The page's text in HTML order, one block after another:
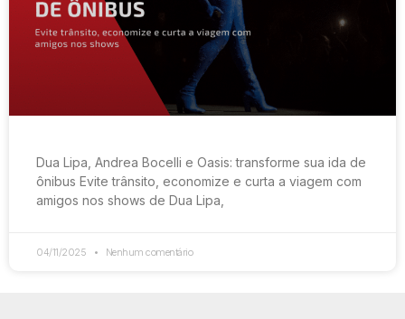
Dua Lipa, Andrea Bocelli e Oasis: transforme sua ida de
ônibus Evite trânsito, economize e curta a viagem com
amigos nos shows de Dua Lipa,
04/11/2025 Nenhum comentário